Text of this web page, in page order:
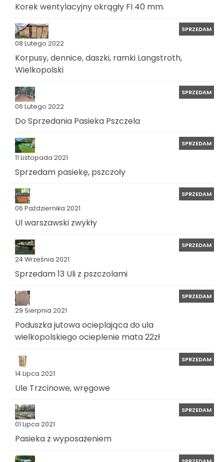
Korek wentylacyjny okrągły FI 40 mm.
08 Lutego 2022
SPRZEDAM
Korpusy, dennice, daszki, ramki Langstroth,
Wielkopolski
06 Lutego 2022
SPRZEDAM
Do Sprzedania Pasieka Pszczela
11 Listopada 2021
SPRZEDAM
Sprzedam pasiekę, pszczoły
06 Października 2021
SPRZEDAM
Ul warszawski zwykły
24 Września 2021
SPRZEDAM
Sprzedam 13 Uli z pszczolami
29 Sierpnia 2021
SPRZEDAM
Poduszka jutowa ocieplająca do ula
wielkopolskiego ocieplenie mata 22zł
14 Lipca 2021
SPRZEDAM
Ule Trzcinowe, wręgowe
01 Lipca 2021
SPRZEDAM
Pasieka z wyposażeniem